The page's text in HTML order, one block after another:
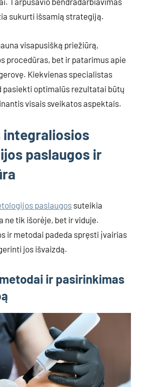
sukurti išsamią strategiją.
visapusišką priežiūrą,
procedūras, bet ir patarimus apie
Kiekvienas specialistas
pasiekti optimalūs rezultatai būtų
visais sveikatos aspektais.
integraliosios
paslaugos ir
paslaugos suteikia
ne tik išorėje, bet ir viduje.
ir metodai padeda spręsti įvairias
jos išvaizdą.
ir pasirinkimas